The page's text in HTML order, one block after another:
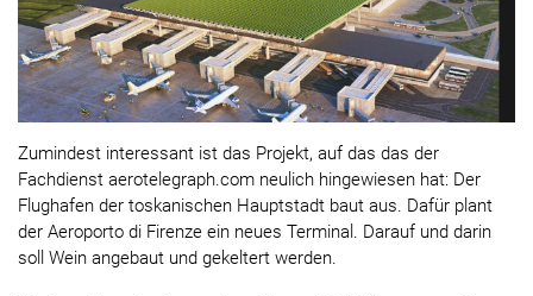
Zumindest interessant ist das Projekt, auf das das der
Fachdienst aerotelegraph.com neulich hingewiesen hat: Der
Flughafen der toskanischen Hauptstadt baut aus. Dafür plant
der Aeroporto di Firenze ein neues Terminal. Darauf und darin
soll Wein angebaut und gekeltert werden.